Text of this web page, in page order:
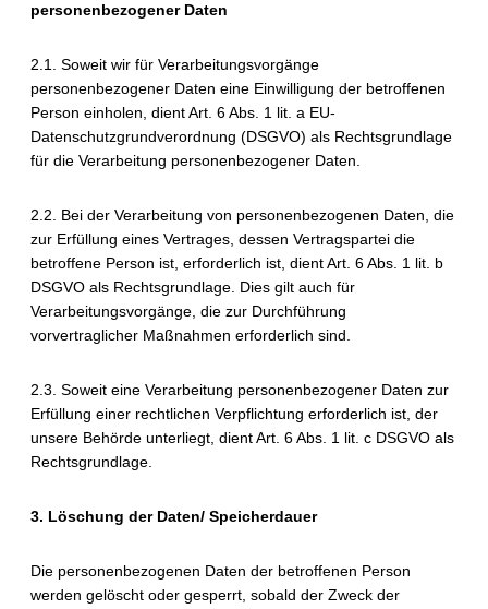
personenbezogener Daten
2.1. Soweit wir für Verarbeitungsvorgänge
personenbezogener Daten eine Einwilligung der betroffenen
Person einholen, dient Art. 6 Abs. 1 lit. a EU-
Datenschutzgrundverordnung (DSGVO) als Rechtsgrundlage
für die Verarbeitung personenbezogener Daten.
2.2. Bei der Verarbeitung von personenbezogenen Daten, die
zur Erfüllung eines Vertrages, dessen Vertragspartei die
betroffene Person ist, erforderlich ist, dient Art. 6 Abs. 1 lit. b
DSGVO als Rechtsgrundlage. Dies gilt auch für
Verarbeitungsvorgänge, die zur Durchführung
vorvertraglicher Maßnahmen erforderlich sind.
2.3. Soweit eine Verarbeitung personenbezogener Daten zur
Erfüllung einer rechtlichen Verpflichtung erforderlich ist, der
unsere Behörde unterliegt, dient Art. 6 Abs. 1 lit. c DSGVO als
Rechtsgrundlage.
3. Löschung der Daten/ Speicherdauer
Die personenbezogenen Daten der betroffenen Person
werden gelöscht oder gesperrt, sobald der Zweck der